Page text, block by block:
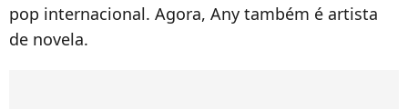
pop internacional. Agora, Any também é artista
de novela.